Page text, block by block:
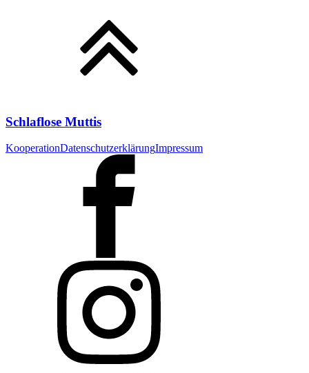
Schlaflose Muttis
KooperationDatenschutzerklärungImpressum